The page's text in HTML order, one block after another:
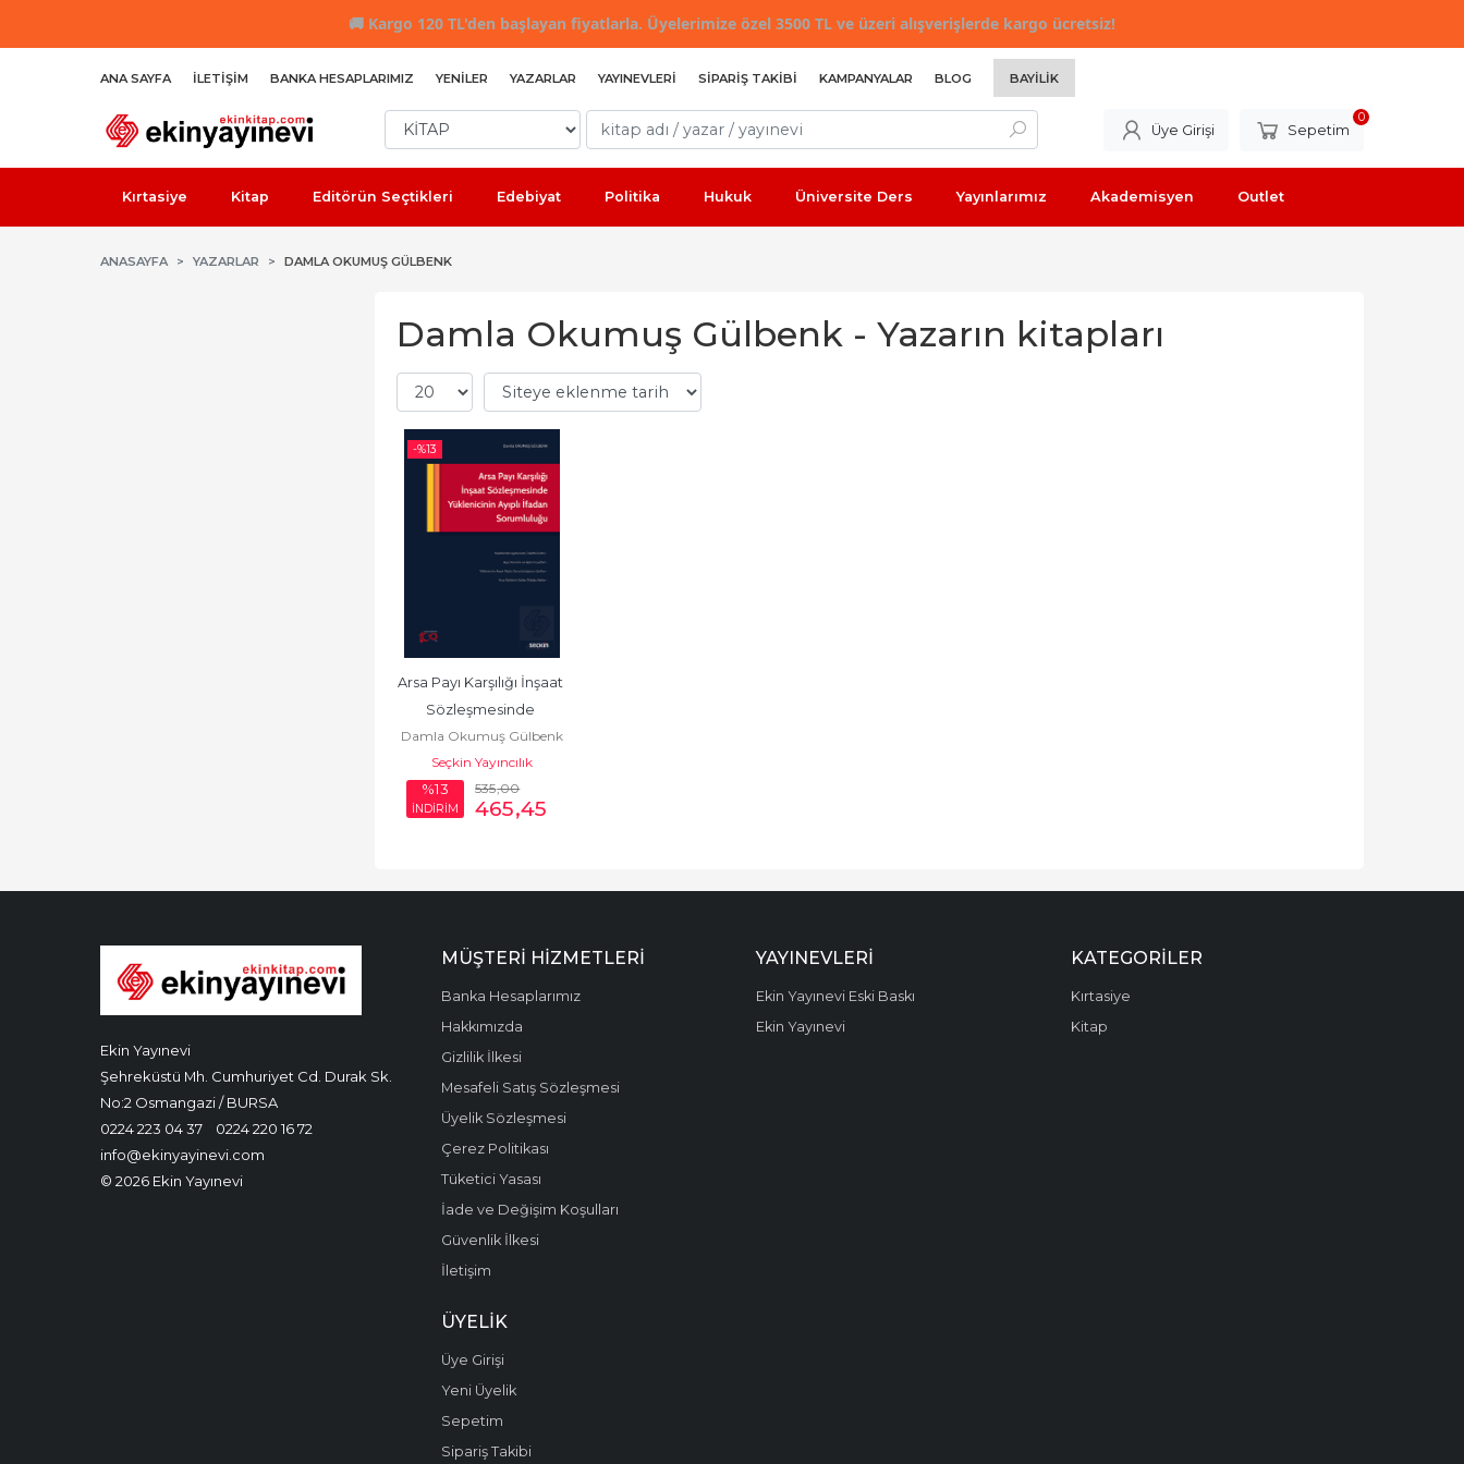
🚚 Kargo 120 TL'den başlayan fiyatlarla. Üyelerimize özel 3500 TL ve üzeri alışverişlerde kargo ücretsiz!
ANA SAYFA İLETIŞIM BANKA HESAPLARIMIZ YENILER YAZARLAR YAYINEVLERI SIPARIŞ TAKIBI KAMPANYALAR BLOG BAYILIK
Üye Girişi Sepetim
0
Kırtasiye Kitap Editörün Seçtikleri Edebiyat Politika Hukuk Üniversite Ders Yayınlarımız Akademisyen Outlet
ANASAYFA YAZARLAR DAMLA OKUMUŞ GÜLBENK
Damla Okumuş Gülbenk - Yazarın kitapları
-%13
Arsa Payı Karşılığı İnşaat
Sözleşmesinde
Yüklenicinin Ayıplı
İfadan...
Damla Okumuş Gülbenk
Seçkin Yayıncılık
%13
İNDİRİM
535,00
465,45
Ekin Yayınevi
Şehreküstü Mh. Cumhuriyet Cd. Durak Sk.
No:2 Osmangazi / BURSA
0224 223 04 37
0224 220 16 72
info@ekinyayinevi.com
© 2026 Ekin Yayınevi
MÜŞTERI HIZMETLERI
Banka Hesaplarımız
Hakkımızda
Gizlilik İlkesi
Mesafeli Satış Sözleşmesi
Üyelik Sözleşmesi
Çerez Politikası
Tüketici Yasası
İade ve Değişim Koşulları
Güvenlik İlkesi
İletişim
YAYINEVLERI
Ekin Yayınevi Eski Baskı
Ekin Yayınevi
KATEGORILER
Kırtasiye
Kitap
ÜYELIK
Üye Girişi
Yeni Üyelik
Sepetim
Sipariş Takibi